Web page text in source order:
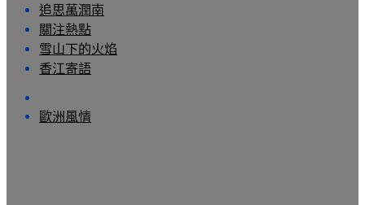
追思萬潤南
關注熱點
雪山下的火焰
香江寄語
歐洲風情